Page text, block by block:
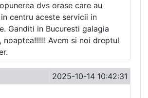
dvs orase care au
centru aceste servicii in
Ganditi in Bucuresti galagia
Avem si noi dreptul
2025-10-14 10:42:31